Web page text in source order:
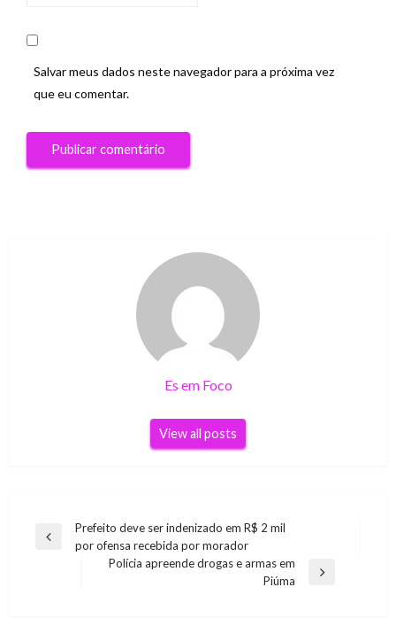
Salvar meus dados neste navegador para a próxima vez
que eu comentar.
Es em Foco
View all posts
Navegação
Previous
Prefeito deve ser indenizado em R$ 2 mil
por ofensa recebida por morador
Polícia apreende drogas e armas em
Piúma